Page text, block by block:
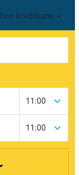
Kreditkarte ✓